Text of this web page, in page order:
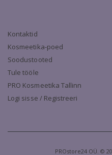
Kontaktid
Kosmeetika-poed
Soodustooted
Tule tööle
PRO Kosmeetika Tallinn
Logi sisse / Registreeri
PROstore24 OÜ. ©